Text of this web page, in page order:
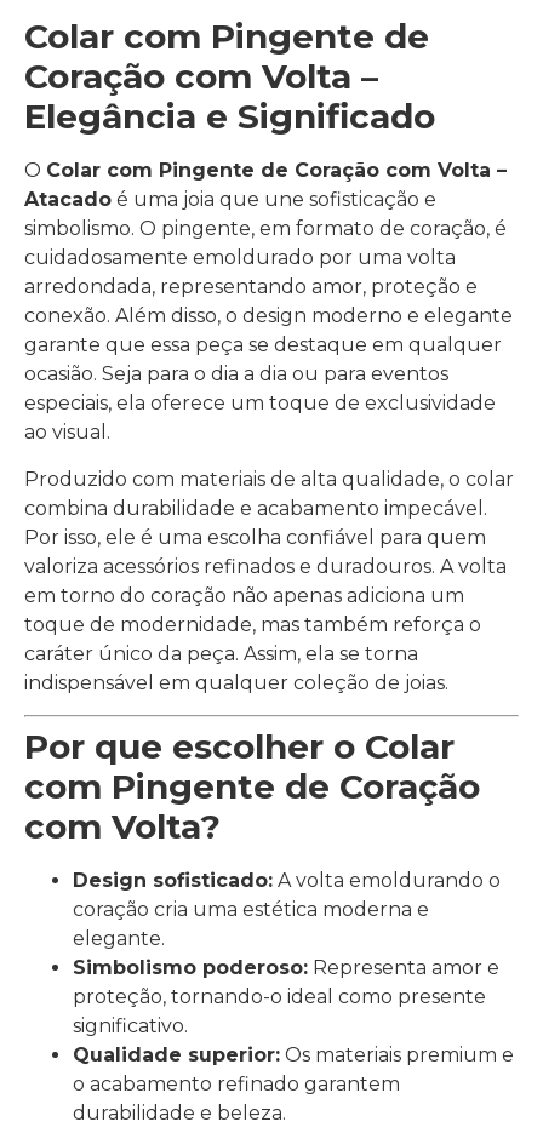
Colar com Pingente de
Coração com Volta –
Elegância e Significado
O Colar com Pingente de Coração com Volta –
Atacado é uma joia que une sofisticação e
simbolismo. O pingente, em formato de coração, é
cuidadosamente emoldurado por uma volta
arredondada, representando amor, proteção e
conexão. Além disso, o design moderno e elegante
garante que essa peça se destaque em qualquer
ocasião. Seja para o dia a dia ou para eventos
especiais, ela oferece um toque de exclusividade
ao visual.
Produzido com materiais de alta qualidade, o colar
combina durabilidade e acabamento impecável.
Por isso, ele é uma escolha confiável para quem
valoriza acessórios refinados e duradouros. A volta
em torno do coração não apenas adiciona um
toque de modernidade, mas também reforça o
caráter único da peça. Assim, ela se torna
indispensável em qualquer coleção de joias.
Por que escolher o Colar
com Pingente de Coração
com Volta?
Design sofisticado: A volta emoldurando o
coração cria uma estética moderna e
elegante.
Simbolismo poderoso: Representa amor e
proteção, tornando-o ideal como presente
significativo.
Qualidade superior: Os materiais premium e
o acabamento refinado garantem
durabilidade e beleza.